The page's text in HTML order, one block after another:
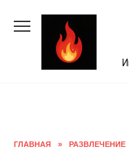
ГЛАВНАЯ » РАЗВЛЕЧЕНИЕ